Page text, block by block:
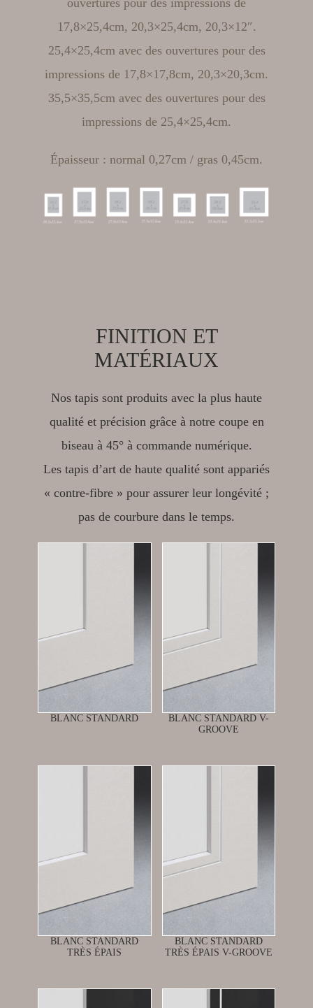
17,8×25,4cm, 20,3×25,4cm, 20,3×12″.
25,4×25,4cm avec des ouvertures pour des
impressions de 17,8×17,8cm, 20,3×20,3cm.
35,5×35,5cm avec des ouvertures pour des
impressions de 25,4×25,4cm.
Épaisseur : normal 0,27cm / gras 0,45cm.
FINITION ET
MATÉRIAUX
Nos tapis sont produits avec la plus haute
qualité et précision grâce à notre coupe en
biseau à 45° à commande numérique.
Les tapis d’art de haute qualité sont appariés
« contre-fibre » pour assurer leur longévité ;
pas de courbure dans le temps.
BLANC STANDARD
BLANC STANDARD V-
GROOVE
BLANC STANDARD
TRÈS ÉPAIS
BLANC STANDARD
TRÈS ÉPAIS V-GROOVE